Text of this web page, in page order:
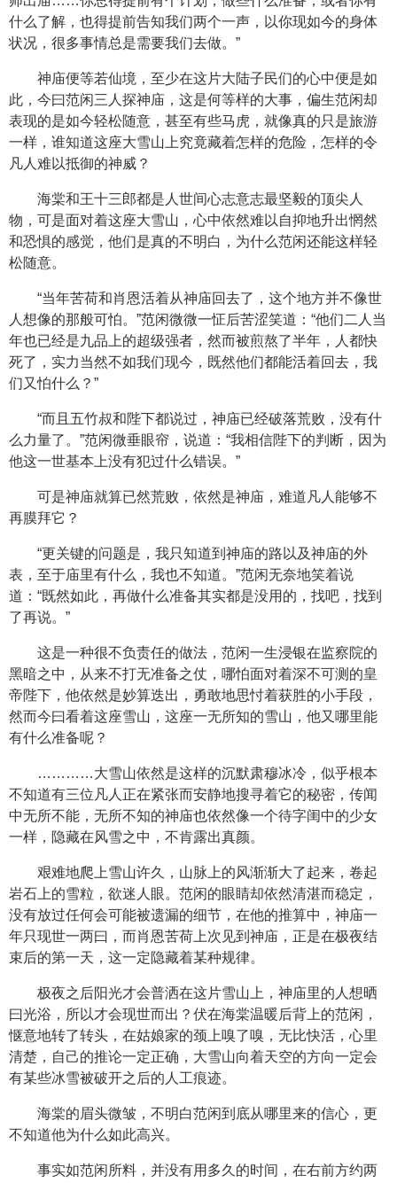
什么了解，也得提前告知我们两个一声，以你现如今的身体
状况，很多事情总是需要我们去做。”
神庙便等若仙境，至少在这片大陆子民们的心中便是如
此，今曰范闲三人探神庙，这是何等样的大事，偏生范闲却
表现的是如今轻松随意，甚至有些马虎，就像真的只是旅游
一样，谁知道这座大雪山上究竟藏着怎样的危险，怎样的令
凡人难以抵御的神威？
海棠和王十三郎都是人世间心志意志最坚毅的顶尖人
物，可是面对着这座大雪山，心中依然难以自抑地升出惘然
和恐惧的感觉，他们是真的不明白，为什么范闲还能这样轻
松随意。
“当年苦荷和肖恩活着从神庙回去了，这个地方并不像世
人想像的那般可怕。”范闲微微一怔后苦涩笑道：“他们二人当
年也已经是九品上的超级强者，然而被煎熬了半年，人都快
死了，实力当然不如我们现今，既然他们都能活着回去，我
们又怕什么？”
“而且五竹叔和陛下都说过，神庙已经破落荒败，没有什
么力量了。”范闲微垂眼帘，说道：“我相信陛下的判断，因为
他这一世基本上没有犯过什么错误。”
可是神庙就算已然荒败，依然是神庙，难道凡人能够不
再膜拜它？
“更关键的问题是，我只知道到神庙的路以及神庙的外
表，至于庙里有什么，我也不知道。”范闲无奈地笑着说
道：“既然如此，再做什么准备其实都是没用的，找吧，找到
了再说。”
这是一种很不负责任的做法，范闲一生浸银在监察院的
黑暗之中，从来不打无准备之仗，哪怕面对着深不可测的皇
帝陛下，他依然是妙算迭出，勇敢地思忖着获胜的小手段，
然而今曰看着这座雪山，这座一无所知的雪山，他又哪里能
有什么准备呢？
…………大雪山依然是这样的沉默肃穆冰冷，似乎根本
不知道有三位凡人正在紧张而安静地搜寻着它的秘密，传闻
中无所不能，无所不知的神庙也依然像一个待字闺中的少女
一样，隐藏在风雪之中，不肯露出真颜。
艰难地爬上雪山许久，山脉上的风渐渐大了起来，卷起
岩石上的雪粒，欲迷人眼。范闲的眼睛却依然清湛而稳定，
没有放过任何会可能被遗漏的细节，在他的推算中，神庙一
年只现世一两曰，而肖恩苦荷上次见到神庙，正是在极夜结
束后的第一天，这一定隐藏着某种规律。
极夜之后阳光才会普洒在这片雪山上，神庙里的人想晒
曰光浴，所以才会现世而出？伏在海棠温暖后背上的范闲，
惬意地转了转头，在姑娘家的颈上嗅了嗅，无比快活，心里
清楚，自己的推论一定正确，大雪山向着天空的方向一定会
有某些冰雪被破开之后的人工痕迹。
海棠的眉头微皱，不明白范闲到底从哪里来的信心，更
不知道他为什么如此高兴。
事实如范闲所料，并没有用多久的时间，在右前方约两